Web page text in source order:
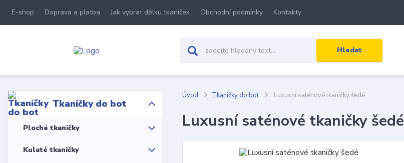
E-shop Doprava a platba Jak vybrat délku tkaniček Obchodní podmínky Kontakty
Hledat
Tkaničky do bot
Ploché tkaničky
Kulaté tkaničky
Úvod Tkaničky do bot Luxusní saténové tkaničky šedé
Luxusní saténové tkaničky šedé